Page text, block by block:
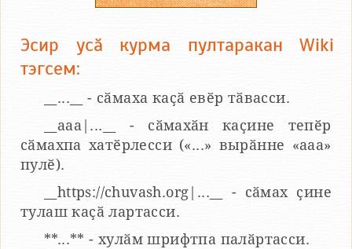
Эсир усӑ курма пултаракан Wiki
тэгсем:
__...__ - сӑмаха каҫӑ евӗр тӑвасси.
__aaa|...__ - сӑмахӑн каҫине тепӗр
сӑмахпа хатӗрлесси («...» вырӑнне «ааа»
пулӗ).
__https://chuvash.org|...__ - сӑмах ҫине
тулаш каҫӑ лартасси.
**...** - хулӑм шрифтпа палӑртасси.